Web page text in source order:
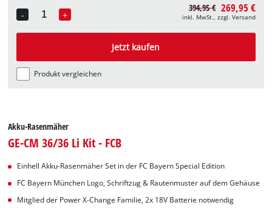
-
Quantity
+
394,95 € 269,95 €
inkl. MwSt., zzgl. Versand
Jetzt kaufen
Produkt vergleichen
Akku-Rasenmäher
GE-CM 36/36 Li Kit - FCB
Einhell Akku-Rasenmäher Set in der FC Bayern Special Edition
FC Bayern München Logo, Schriftzug & Rautenmuster auf dem Gehäuse
Mitglied der Power X-Change Familie, 2x 18V Batterie notwendig